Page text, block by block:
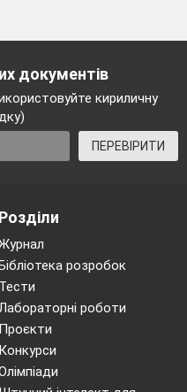
документів
кириличну
ПЕРЕВІРИТИ
Розділи
розробок
Тести
Лабораторні роботи
Проєкти
Конкурси